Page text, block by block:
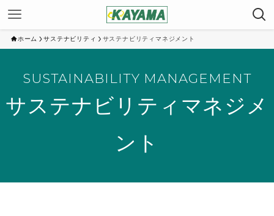
ホーム サステナビリティ サステナビリティマネジメント
SUSTAINABILITY MANAGEMENT
サステナビリティマネジメ
ント